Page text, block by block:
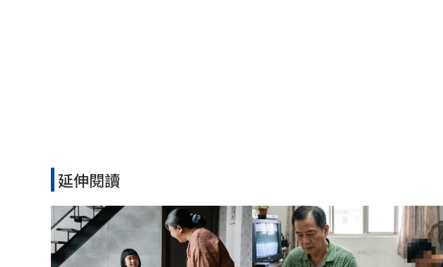
延伸閱讀